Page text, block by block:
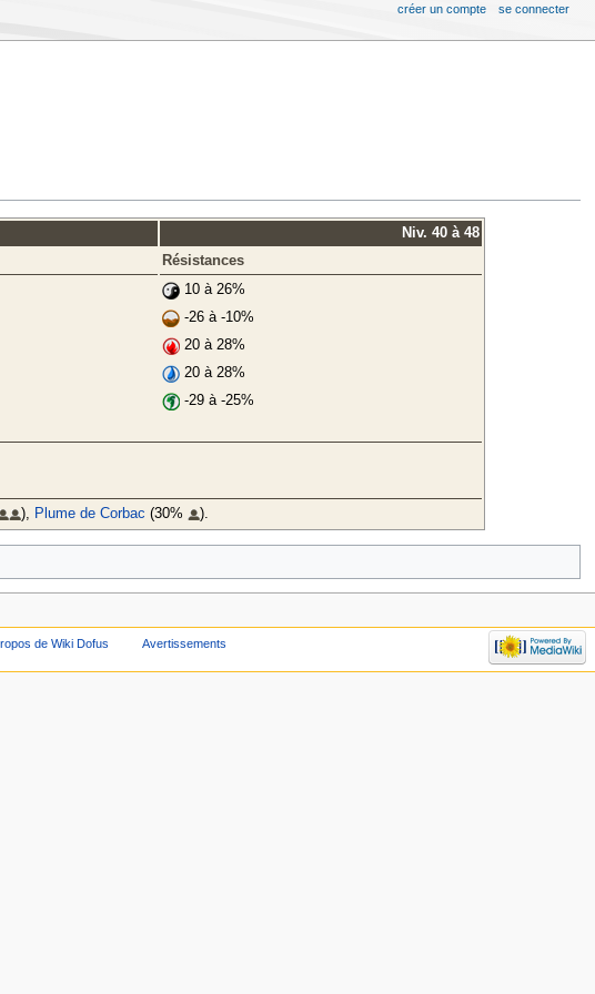
Niv. 40 à 48
Résistances
10 à 26%
-26 à -10%
20 à 28%
20 à 28%
-29 à -25%
), Plume de Corbac (30% ).
créer un compte se connecter
de Wiki Dofus Avertissements